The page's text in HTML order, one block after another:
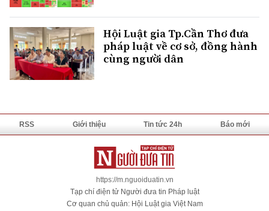
Hội Luật gia Tp.Cần Thơ đưa
pháp luật về cơ sở, đồng hành
cùng người dân
RSS Giới thiệu Tin tức 24h Báo mới
https://m.nguoiduatin.vn
Tạp chí điện tử Người đưa tin Pháp luật
Cơ quan chủ quản: Hội Luật gia Việt Nam